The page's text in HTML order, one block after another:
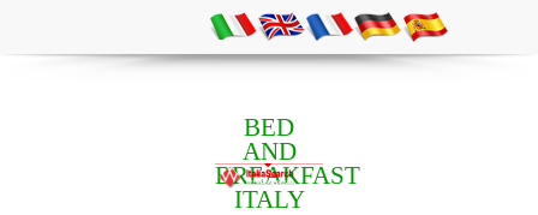
BED
AND
BREAKFAST
ITALY